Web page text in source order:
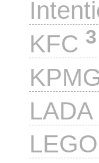
KFC 3
LADA
LEGO